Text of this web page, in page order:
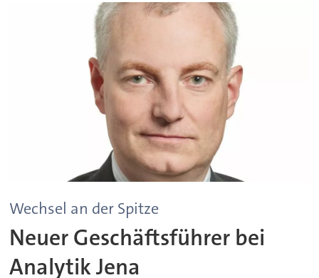
Wechsel an der Spitze
Neuer Geschäftsführer bei
Analytik Jena